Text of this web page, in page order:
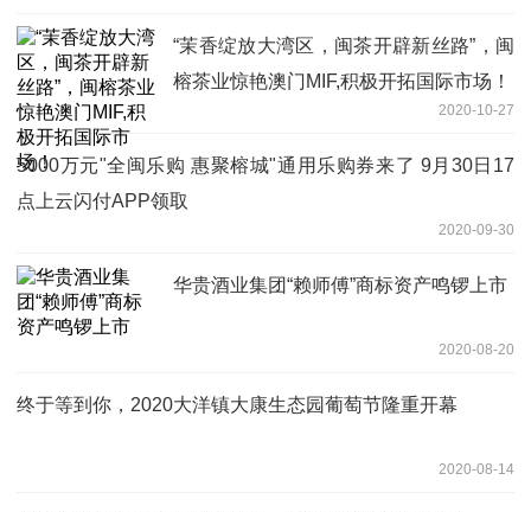
“茉香绽放大湾区，闽茶开辟新丝路”，闽
榕茶业惊艳澳门MIF,积极开拓国际市场！
2020-10-27
5000万元"全闽乐购 惠聚榕城"通用乐购券来了 9月30日17
点上云闪付APP领取
2020-09-30
华贵酒业集团“赖师傅”商标资产鸣锣上市
2020-08-20
终于等到你，2020大洋镇大康生态园葡萄节隆重开幕
2020-08-14